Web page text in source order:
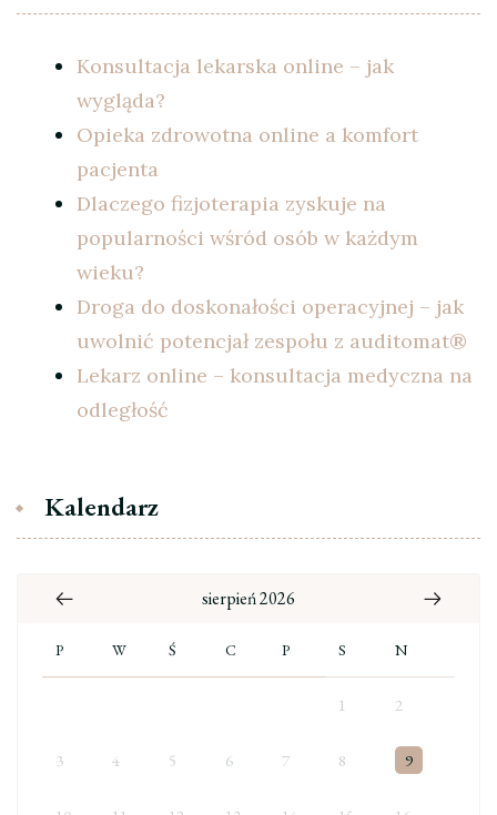
Konsultacja lekarska online – jak
wygląda?
Opieka zdrowotna online a komfort
pacjenta
Dlaczego fizjoterapia zyskuje na
popularności wśród osób w każdym
wieku?
Droga do doskonałości operacyjnej – jak
uwolnić potencjał zespołu z auditomat®
Lekarz online – konsultacja medyczna na
odległość
Kalendarz
sierpień 2026
P W Ś C P S N
1 2
3 4 5 6 7 8 9